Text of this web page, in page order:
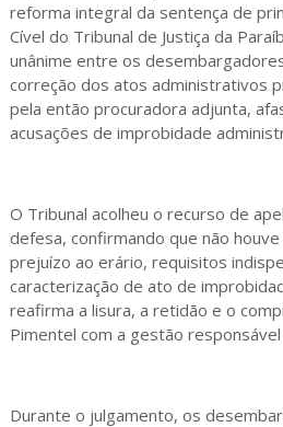
reforma integral da sentença de
Cível do Tribunal de Justiça da
unânime entre os
correção dos atos administrativos
pela então procuradora adjunta,
acusações de improbidade
O Tribunal acolheu o recurso de
defesa, confirmando que não
prejuízo ao erário, requisitos
caracterização de ato de
reafirma a lisura, a retidão e o
Pimentel com a gestão
Durante o julgamento, os